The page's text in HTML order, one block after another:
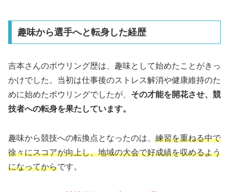
趣味から選手へと転身した経歴
吉本さんのボウリング歴は、趣味として始めたことがきっ
かけでした。当初は仕事後のストレス解消や健康維持のた
めに始めたボウリングでしたが、 その才能を開花させ、競
技者への転身を果たしています。
趣味から競技への転換点となったのは、 練習を重ねる中で
徐々にスコアが向上し、地域の大会で好成績を収めるよう
になってからです。